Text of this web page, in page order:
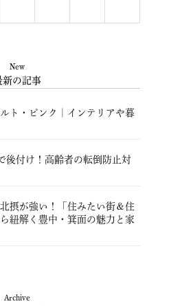
New
新の記事
ト・ピンク｜インテリアや暮
後付け！高齢者の転倒防止対
摂が強い！「住みたい街＆住
紐解く豊中・箕面の魅力と家
Archive